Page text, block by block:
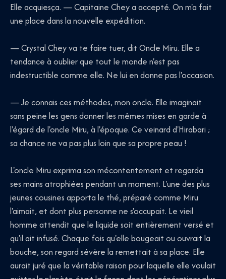
Elle acquiesça. — Capitaine Chey a accepté. On m'a fait
une place dans la nouvelle expédition.
— Crystal Chey va te faire tuer, dit Oncle Miru. Elle a
tendance à oublier que tout le monde n'est pas
indestructible comme elle. Ne lui en donne pas l'occasion.
— Je connais ces méthodes, mon oncle. Elle imaginait
sans peine les gens donner les mêmes mises en garde à
l'égard de l'oncle Miru, à l'époque. Ce veinard d'Hirabari ;
sa chance ne va pas plus loin que sa propre peau !
L'oncle Miru exprima son mécontentement et regarda
ses mains atrophiées pendant un moment. L'une des plus
jeunes cousines apporta le thé, préparé comme Miru
l'aimait, et dont plus personne ne s'occupait. Le vieil
homme attendit que le liquide soit entièrement versé et
qu'il ait infusé. Chaque fois qu'elle bougeait ou ouvrait la
bouche, son regard sévère la remettait à sa place. Elle
aurait juré que la véritable raison pour laquelle elle voulait